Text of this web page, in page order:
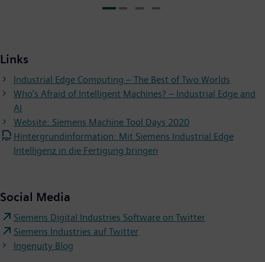
Links
Industrial Edge Computing – The Best of Two Worlds
Who’s Afraid of Intelligent Machines? – Industrial Edge and
AI
Website: Siemens Machine Tool Days 2020
Hintergrundinformation: Mit Siemens Industrial Edge
Intelligenz in die Fertigung bringen
Social Media
Siemens Digital Industries Software on Twitter
Siemens Industries auf Twitter
Ingenuity Blog